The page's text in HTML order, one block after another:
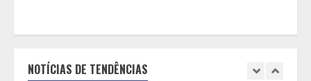
NOTÍCIAS DE TENDÊNCIAS
2